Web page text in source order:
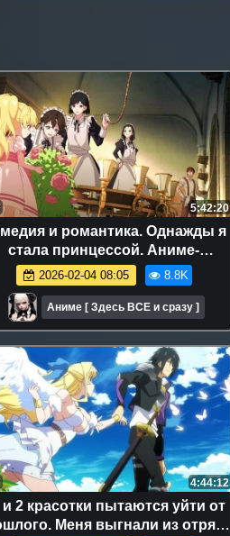
5:42:20
и романтика. Однажды я
стала принцессой. Аниме-
марафон. Все серии подряд.
2026-02-04 08:05 8.8K
Аниме [ Здесь ВСЕ и сразу ]
4:44:12
и 2 красотки пытаются уйти от
Меня выгнали из отряда